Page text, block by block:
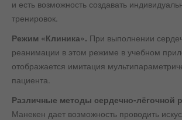
и есть возможность создавать
тренировок.
Режим «Клиника». При выполнении
реанимации в этом режиме в учебном
отображается имитация
пациента.
Различные методы сердечно-лёгочной
Манекен дает возможность проводить